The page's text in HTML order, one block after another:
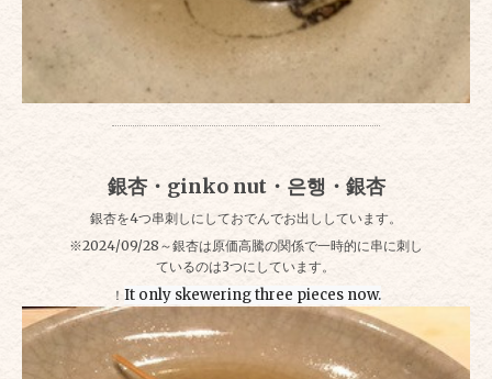
銀杏・ginko nut・은행・銀杏
銀杏を4つ串刺しにしておでんでお出ししています。
※2024/09/28～銀杏は原価高騰の関係で一時的に串に刺し
ているのは3つにしています。
！ It only skewering three pieces now.